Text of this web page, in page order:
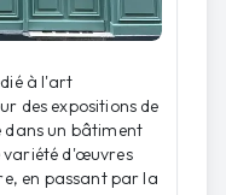
à l'art
des expositions de
dans un bâtiment
variété d'œuvres
en passant par la